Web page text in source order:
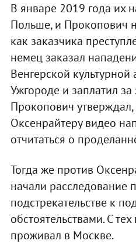
В январе 2019 года их
Польше, и Прокопович
как заказчика
немец заказал
Венгерской культурной
Ужгороде и заплатил за
Прокопович утверждал,
Оксенрайтеру видео
отчитаться о
Тогда же против
начали расследование
подстрекательстве к
обстоятельствами. С
проживал в Москве.